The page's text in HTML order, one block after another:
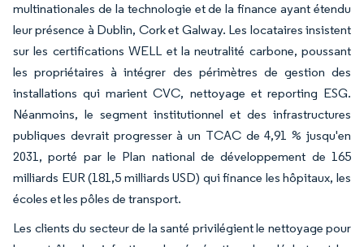
multinationales de la technologie et de la finance ayant étendu
leur présence à Dublin, Cork et Galway. Les locataires insistent
sur les certifications WELL et la neutralité carbone, poussant
les propriétaires à intégrer des périmètres de gestion des
installations qui marient CVC, nettoyage et reporting ESG.
Néanmoins, le segment institutionnel et des infrastructures
publiques devrait progresser à un TCAC de 4,91 % jusqu'en
2031, porté par le Plan national de développement de 165
milliards EUR (181,5 milliards USD) qui finance les hôpitaux, les
écoles et les pôles de transport.
Les clients du secteur de la santé privilégient le nettoyage pour